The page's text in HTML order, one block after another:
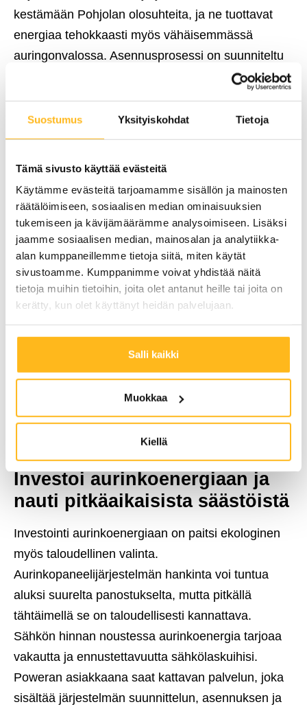
Suostumus Yksityiskohdat Tietoja
Tämä sivusto käyttää evästeitä
Käytämme evästeitä tarjoamamme sisällön ja mainosten
räätälöimiseen, sosiaalisen median ominaisuuksien
tukemiseen ja kävijämäärämme analysoimiseen. Lisäksi
jaamme sosiaalisen median, mainosalan ja analytiikka-
alan kumppaneillemme tietoja siitä, miten käytät
sivustoamme. Kumppanimme voivat yhdistää näitä
tietoja muihin tietoihin, joita olet antanut heille tai joita on
kerätty, kun olet käyttänyt heidän palvelujaan.
Salli kaikki
Muokkaa
Kiellä
kestämään Pohjolan olosuhteita, ja ne tuottavat
energiaa tehokkaasti myös vähäisemmässä
auringonvalossa. Asennusprosessi on suunniteltu
asiakaslähtöisesti, jotta jokainen yksityiskohta
saumattomasti kiinteistösi kanssa. Lisäksi, kun
valitset Poweran, voit olla varma, että saat
Hyödyt aurinkopaneelien asentamisesta ulottuvat
kuitenkin paljon pidemmälle kuin vain
sähkölaskujen pienentymiseen. Aurinkoenergia on
uusiutuva energialähde, joka vähentää
hiilidioksidipäästöjä ja auttaa taistelussa
energiatehokkuuden parantaminen
aurinkopaneelien avulla on konkreettinen askel
kohti kestävämpää tulevaisuutta. Poweran
asiakkaana liityt joukkoon, joka edistää
puhtaampaa ympäristöä ja näyttää esimerkkiä
Investoi aurinkoenergiaan ja
nauti pitkäaikaisista säästöistä
Investointi aurinkoenergiaan on paitsi ekologinen
myös taloudellinen valinta.
Aurinkopaneelijärjestelmän hankinta voi tuntua
aluksi suurelta panostukselta, mutta pitkällä
tähtäimellä se on taloudellisesti kannattava.
Sähkön hinnan noustessa aurinkoenergia tarjoaa
vakautta ja ennustettavuutta sähkölaskuihisi.
Poweran asiakkaana saat kattavan palvelun, joka
sisältää järjestelmän suunnittelun, asennuksen ja